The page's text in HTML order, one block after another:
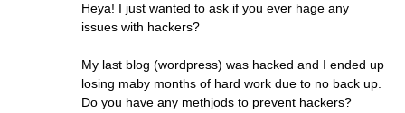
Heya! I just wanted to ask if you ever hage any
issues with hackers?
My last blog (wordpress) was hacked and I ended up
losing maby months of hard work due to no back up.
Do you have any methjods to prevent hackers?